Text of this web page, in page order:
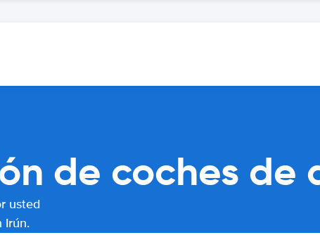
de coches de
usted
Irún.